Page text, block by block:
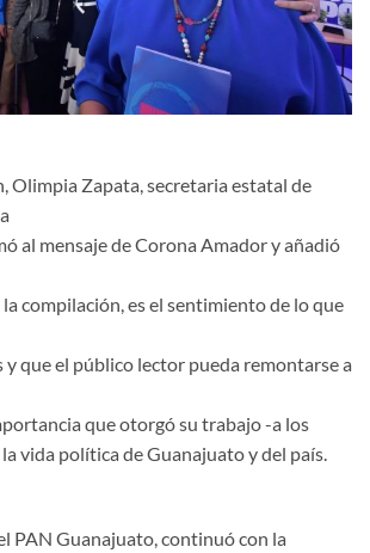
Olimpia Zapata, secretaria estatal de
al mensaje de Corona Amador y añadió
compilación, es el sentimiento de lo que
que el público lector pueda remontarse a
que otorgó su trabajo -a los
vida política de Guanajuato y del país.
PAN Guanajuato, continuó con la